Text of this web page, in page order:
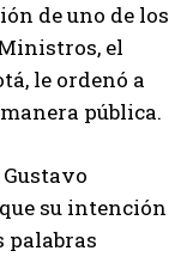
de uno de los
el
le ordenó a
pública.
su intención
palabras